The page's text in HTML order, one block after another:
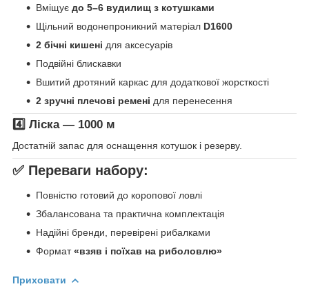
Вміщує до 5–6 вудилищ з котушками
Щільний водонепроникний матеріал D1600
2 бічні кишені для аксесуарів
Подвійні блискавки
Вшитий дротяний каркас для додаткової жорсткості
2 зручні плечові ремені для перенесення
4️⃣ Ліска — 1000 м
Достатній запас для оснащення котушок і резерву.
✅ Переваги набору:
Повністю готовий до коропової ловлі
Збалансована та практична комплектація
Надійні бренди, перевірені рибалками
Формат«взяв і поїхав на риболовлю»
Приховати